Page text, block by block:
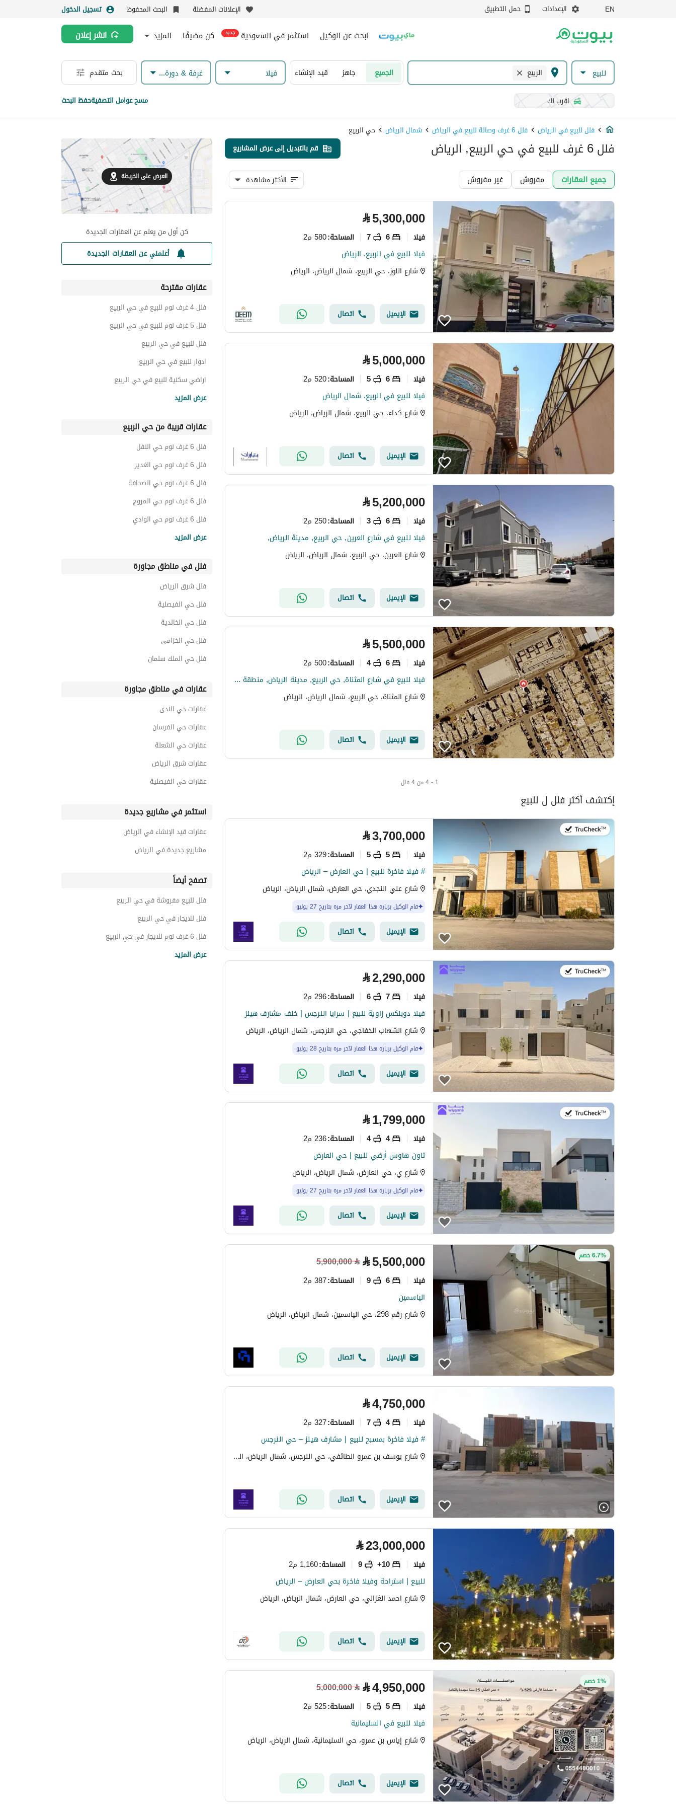
EN الإعدادات حمل التطبيق الإعلانات المفضلة البحث المحفوظ تسجيل الدخول
ابحث عن الوكيل استثمر في السعودية جديد كن مضيفًا المزيد انشر إعلان
للبيع الربيع الجميع جاهز قيد الإنشاء فیلا غرفة & دورة مياه بحث متقدم
اقرب لك مسح عوامل التصفيةحفظ البحث
فلل للبيع في الرياض فلل 6 غرف وصالة للبيع في الرياض شمال الرياض حي الربيع
فلل 6 غرف للبيع في حي الربيع, الرياض قم بالتبديل إلى عرض المشاريع
جميع العقارات مفروش غير مفروش الأكثر مشاهدة
⃁5,300,000
فیلا 6
7 المساحة:580 م2
فيلا للبيع في الربيع، الرياض
شارع اللوز، حي الربيع، شمال الرياض، الرياض
الإيميل اتصال
⃁5,000,000
فیلا 6
5 المساحة:520 م2
فيلا للبيع في الربيع، شمال الرياض
شارع كداء، حي الربيع، شمال الرياض، الرياض
الإيميل اتصال
⃁5,200,000
فیلا 6
3 المساحة:250 م2
فيلا للبيع في شارع العرين, حي الربيع, مدينة الرياض,
شارع العرين، حي الربيع، شمال الرياض، الرياض
الإيميل اتصال
⃁5,500,000
فیلا 6
4 المساحة:500 م2
فيلا للبيع في شارع المثناة, حي الربيع, مدينة الرياض, منطقة الرياض
شارع المثناة، حي الربيع، شمال الرياض، الرياض
الإيميل اتصال
1 - 4 من 4 فلل
إكتشف أكثر فلل ل للبيع
⃁3,700,000
فیلا 5
5 المساحة:329 م2
# فيلا فاخرة للبيع | حي العارض – الرياض
شارع علي النجدي، حي العارض، شمال الرياض، الرياض
قام الوكيل بزيارة هذا العقار لآخر مرة بتاريخ 27 يوليو
الإيميل اتصال
⃁2,290,000
فیلا 7
6 المساحة:296 م2
فيلا دوبلكس زاوية للبيع | سرايا النرجس | خلف مشارف هيلز
شارع الشهاب الخفاجي، حي النرجس، شمال الرياض، الرياض
قام الوكيل بزيارة هذا العقار لآخر مرة بتاريخ 28 يوليو
الإيميل اتصال
⃁1,799,000
فیلا 4
4 المساحة:236 م2
تاون هاوس أرضي للبيع | حي العارض
شارع ي، حي العارض، شمال الرياض، الرياض
قام الوكيل بزيارة هذا العقار لآخر مرة بتاريخ 27 يوليو
الإيميل اتصال
6.7% خصم ⃁5,500,000
⃁
5,900,000
فیلا 6
9 المساحة:387 م2
الياسمين
شارع رقم 298، حي الياسمين، شمال الرياض، الرياض
الإيميل اتصال
⃁4,750,000
فیلا 4
7 المساحة:327 م2
# فيلا فاخرة بمسبح للبيع | مشارف هيلز – حي النرجس
شارع يوسف بن عمرو الطائفي، حي النرجس، شمال الرياض، الرياض
الإيميل اتصال
⃁23,000,000
فیلا 10+
9 المساحة:1,160 م2
للبيع | استراحة وفيلا فاخرة بحي العارض – الرياض
شارع احمد الغزالي، حي العارض، شمال الرياض، الرياض
الإيميل اتصال
1% خصم ⃁4,950,000
⃁
5,000,000
فیلا 5
5 المساحة:525 م2
فيلا للبيع في السليمانية
شارع إياس بن عمرو، حي السليمانية، شمال الرياض، الرياض
الإيميل اتصال
العرض على الخريطة
كن أول من يعلم عن العقارات الجديدة
أعلمني عن العقارات الجديدة
عقارات مقترحة
فلل 4 غرف نوم للبيع في حي الربيع
فلل 5 غرف نوم للبيع في حي الربيع
فلل للبيع في حي الربيع
ادوار للبيع في حي الربيع
اراضي سكنية للبيع في حي الربيع
عرض المزيد
عقارات قريبة من حي الربيع
فلل 6 غرف نوم حي النفل
فلل 6 غرف نوم حي الغدير
فلل 6 غرف نوم حي الصحافة
فلل 6 غرف نوم حي المروج
فلل 6 غرف نوم حي الوادي
فلل 6 غرف نوم حي العقيق
فلل 6 غرف نوم حي الملك فهد
فلل 6 غرف نوم حي التعاون
عرض المزيد
فلل في مناطق مجاورة
فلل شرق الرياض
فلل حي الفيصلية
فلل حي الخالدية
فلل حي الخزامى
فلل حي الملك سلمان
عقارات في مناطق مجاورة
عقارات حي الندى
عقارات حي الفرسان
عقارات حي الشعلة
عقارات شرق الرياض
عقارات حي الفيصلية
استثمر في مشاريع جديدة
عقارات قيد الإنشاء في الرياض
مشاريع جديدة في الرياض
تصفح أيضاً
فلل للبيع مفروشة في حي الربيع
فلل للايجار في حي الربيع
فلل 6 غرف نوم للايجار في حي الربيع
عرض المزيد